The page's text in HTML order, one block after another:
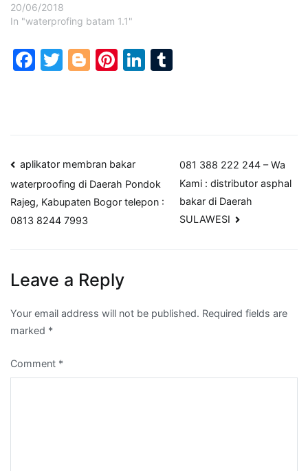
20/06/2018
In "waterprofing batam 1.1"
Facebook
Twitter
Blogger
Pinterest
LinkedIn
Post
navigation
aplikator membran bakar
waterproofing di Daerah Pondok
Rajeg, Kabupaten Bogor telepon :
0813 8244 7993
081 388 222 244 – Wa
Kami : distributor asphal
bakar di Daerah
SULAWESI
Leave a Reply
Your email address will not be published. Required fields are
marked *
Comment *